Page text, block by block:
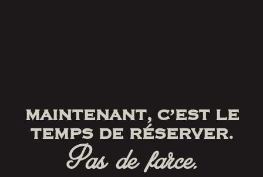
MAINTENANT, C’EST LE
TEMPS DE RÉSERVER.
Pas de farce.